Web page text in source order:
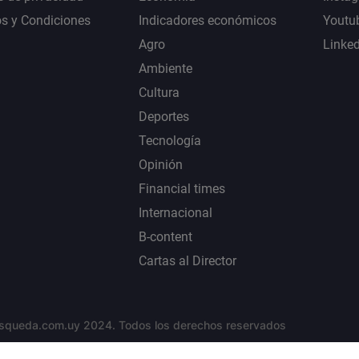
y Condiciones
Indicadores económicos
Agro
Ambiente
Cultura
Deportes
Tecnología
Opinión
Financial times
Internacional
B-content
Cartas al Director
2024. Todos los derechos reservados